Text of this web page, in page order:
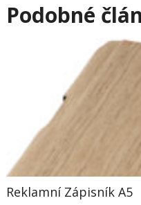
Podobné
Reklamní Zápisník A5